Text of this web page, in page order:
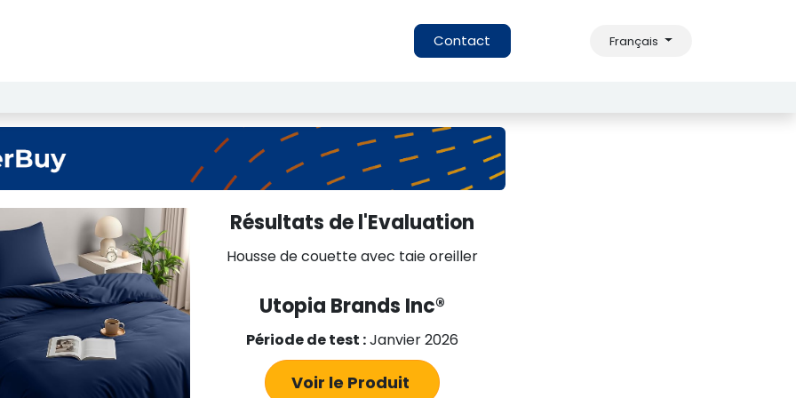
Contact Français
Résultats de l'Evaluation
Housse de couette avec taie oreiller
Utopia Brands Inc®
Période de test :Janvier 2026
Voir le Pro​​duit